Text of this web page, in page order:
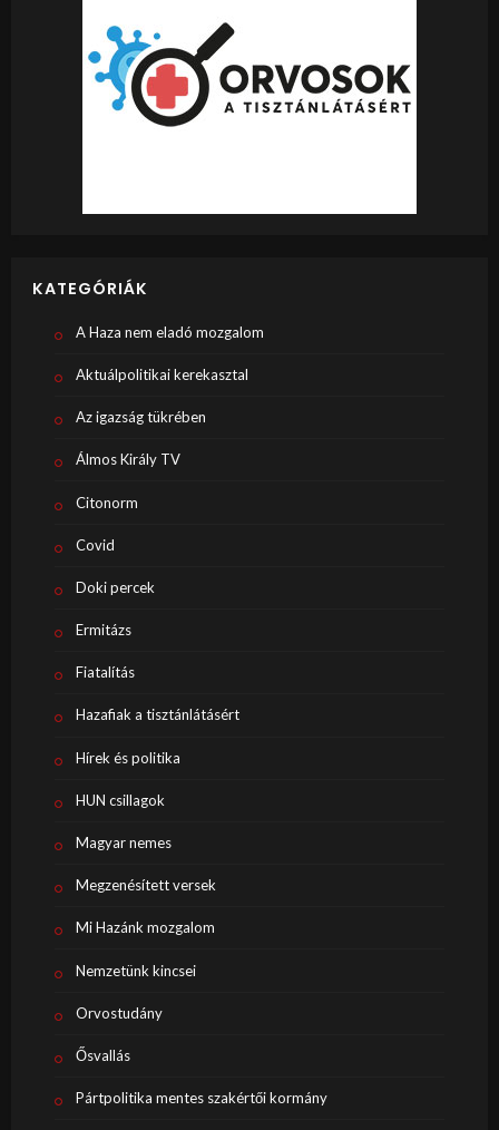
KATEGÓRIÁK
A Haza nem eladó mozgalom
Aktuálpolitikai kerekasztal
Az igazság tükrében
Álmos Király TV
Citonorm
Covid
Doki percek
Ermitázs
Fiatalítás
Hazafiak a tisztánlátásért
Hírek és politika
HUN csillagok
Magyar nemes
Megzenésített versek
Mi Hazánk mozgalom
Nemzetünk kincsei
Orvostudány
Ősvallás
Pártpolitika mentes szakértői kormány